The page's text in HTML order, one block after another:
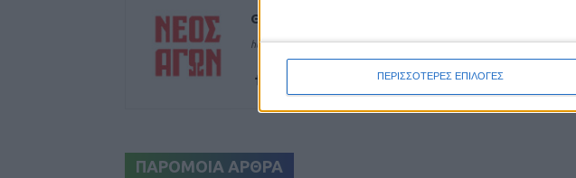
ΠΕΡΙΣΣΟΤΕΡΕΣ ΕΠΙΛΟΓΕΣ
Θεοδόσης Κατσάρας
https://neosagon.gr
ΠΑΡΟΜΟΙΑ ΑΡΘΡΑ